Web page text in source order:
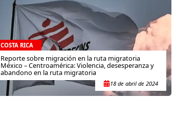
COSTA RICA
Reporte sobre migración en la ruta migratoria
México – Centroamérica: Violencia, desesperanza y
abandono en la ruta migratoria
18 de abril de 2024